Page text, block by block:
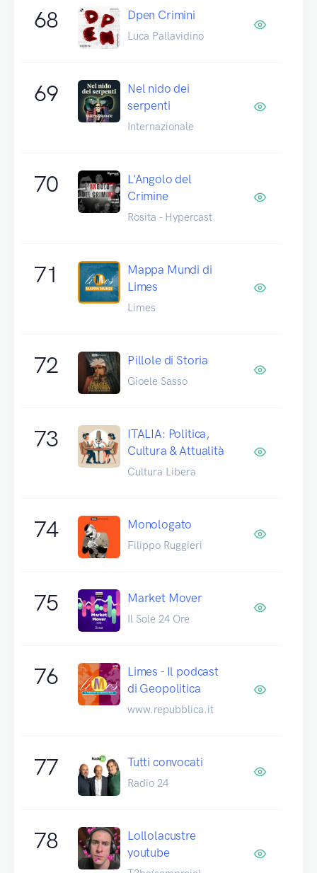
68 Dpen Crimini
Luca Pallavidino
69
Nel nido dei
serpenti
Internazionale
70
L'Angolo del
Crimine
Rosita - Hypercast
71
Mappa Mundi di
Limes
Limes
72 Pillole di Storia
Gioele Sasso
73
ITALIA: Politica,
Cultura & Attualità
Cultura Libera
74 Monologato
Filippo Ruggieri
75 Market Mover
Il Sole 24 Ore
76
Limes - Il podcast
di Geopolitica
www.repubblica.it
77 Tutti convocati
Radio 24
78
Lollolacustre
youtube